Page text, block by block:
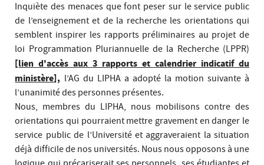
Inquiète des menaces que font peser sur le service public
de l’enseignement et de la recherche les orientations qui
semblent inspirer les rapports préliminaires au projet de
loi Programmation Pluriannuelle de la Recherche (LPPR)
[lien d'accès aux 3 rapports et calendrier indicatif du
ministère], l’AG du LIPHA a adopté la motion suivante à
l’unanimité des personnes présentes.
Nous, membres du LIPHA, nous mobilisons contre des
orientations qui pourraient mettre gravement en danger le
service public de l’Université et aggraveraient la situation
déjà difficile de nos universités. Nous nous opposons à une